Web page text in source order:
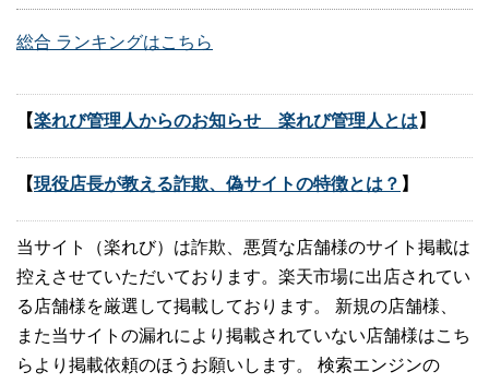
総合 ランキングはこちら
【楽れび管理人からのお知らせ 楽れび管理人とは 】
【現役店長が教える詐欺、偽サイトの特徴とは？ 】
当サイト（楽れび）は詐欺、悪質な店舗様のサイト掲載は
控えさせていただいております。楽天市場に出店されてい
る店舗様を厳選して掲載しております。 新規の店舗様、
また当サイトの漏れにより掲載されていない店舗様はこち
らより掲載依頼のほうお願いします。 検索エンジンの